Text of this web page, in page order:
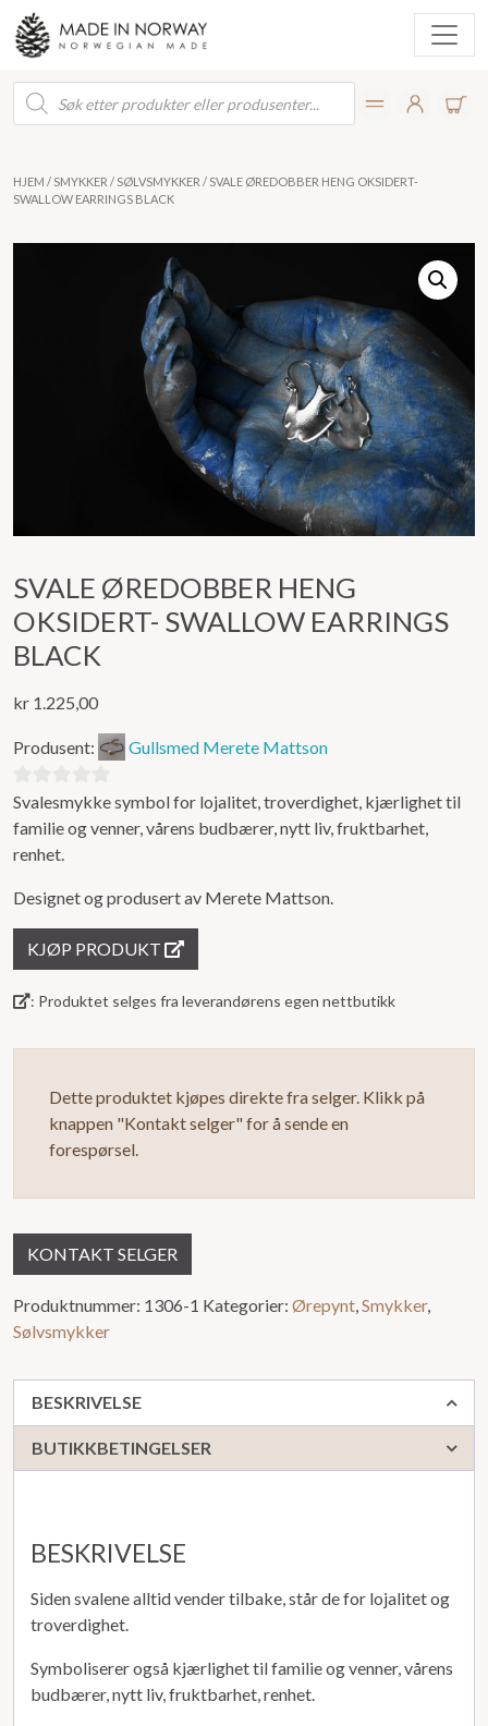
Products
search
HJEM / SMYKKER / SØLVSMYKKER / SVALE ØREDOBBER HENG OKSIDERT-
SWALLOW EARRINGS BLACK
SVALE ØREDOBBER HENG
OKSIDERT- SWALLOW EARRINGS
BLACK
kr 1.225,00
Produsent: Gullsmed Merete Mattson
0
ut
av
Svalesmykke symbol for lojalitet, troverdighet, kjærlighet til
familie og venner, vårens budbærer, nytt liv, fruktbarhet,
renhet.
Designet og produsert av Merete Mattson.
KJØP PRODUKT
: Produktet selges fra leverandørens egen nettbutikk
Dette produktet kjøpes direkte fra selger. Klikk på
knappen "Kontakt selger" for å sende en
forespørsel.
KONTAKT SELGER
Produktnummer: 1306-1 Kategorier: Ørepynt,Smykker,
Sølvsmykker
BESKRIVELSE
BUTIKKBETINGELSER
BESKRIVELSE
Siden svalene alltid vender tilbake, står de for lojalitet og
troverdighet.
Symboliserer også kjærlighet til familie og venner, vårens
budbærer, nytt liv, fruktbarhet, renhet.